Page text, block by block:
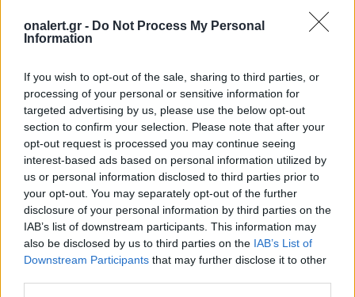
onalert.gr - Do Not Process My Personal
Information
If you wish to opt-out of the sale, sharing to third parties, or
processing of your personal or sensitive information for
targeted advertising by us, please use the below opt-out
section to confirm your selection. Please note that after your
opt-out request is processed you may continue seeing
interest-based ads based on personal information utilized by
us or personal information disclosed to third parties prior to
your opt-out. You may separately opt-out of the further
disclosure of your personal information by third parties on the
IAB’s list of downstream participants. This information may
also be disclosed by us to third parties on the IAB’s List of
Downstream Participants that may further disclose it to other
ουδετερότητα.
11 ΜΑΡ. 2026, 09:28